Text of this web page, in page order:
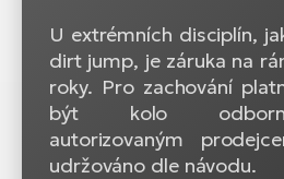
U extrémních disciplín,
dirt jump, je záruka na
roky. Pro zachování
být kolo
autorizovaným
udržováno dle návodu.